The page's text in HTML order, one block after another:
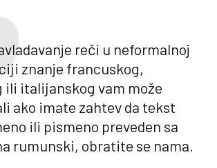
reči u neformalnoj
znanje francuskog,
ili italijanskog vam može
ako imate zahtev da tekst
ili pismeno preveden sa
rumunski, obratite se nama.